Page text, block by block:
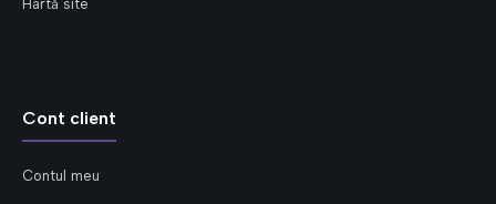
Hartă site
Cont client
Contul meu